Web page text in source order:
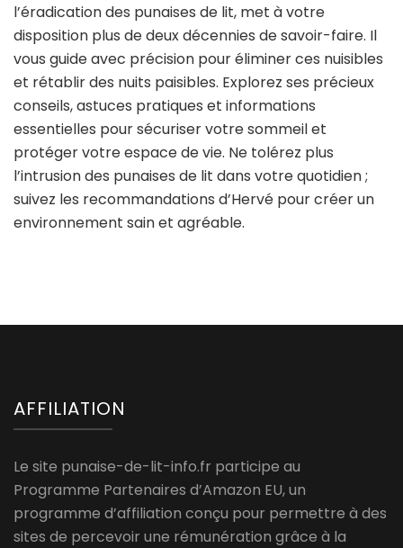
l’éradication des punaises de lit, met à votre
disposition plus de deux décennies de savoir-faire. Il
vous guide avec précision pour éliminer ces nuisibles
et rétablir des nuits paisibles. Explorez ses précieux
conseils, astuces pratiques et informations
essentielles pour sécuriser votre sommeil et
protéger votre espace de vie. Ne tolérez plus
l’intrusion des punaises de lit dans votre quotidien ;
suivez les recommandations d’Hervé pour créer un
environnement sain et agréable.
AFFILIATION
Le site punaise-de-lit-info.fr participe au
Programme Partenaires d’Amazon EU, un
programme d’affiliation conçu pour permettre à des
sites de percevoir une rémunération grâce à la